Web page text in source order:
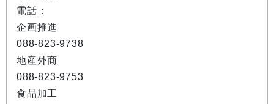
電話：
企画推進
088-823-9738
地産外商
088-823-9753
食品加工